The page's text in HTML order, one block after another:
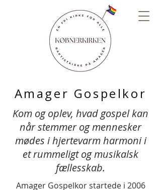
Amager Gospelkor
Kom og oplev, hvad gospel kan
når stemmer og mennesker
mødes i hjertevarm harmoni i
et rummeligt og musikalsk
fællesskab.
Amager Gospelkor startede i 2006